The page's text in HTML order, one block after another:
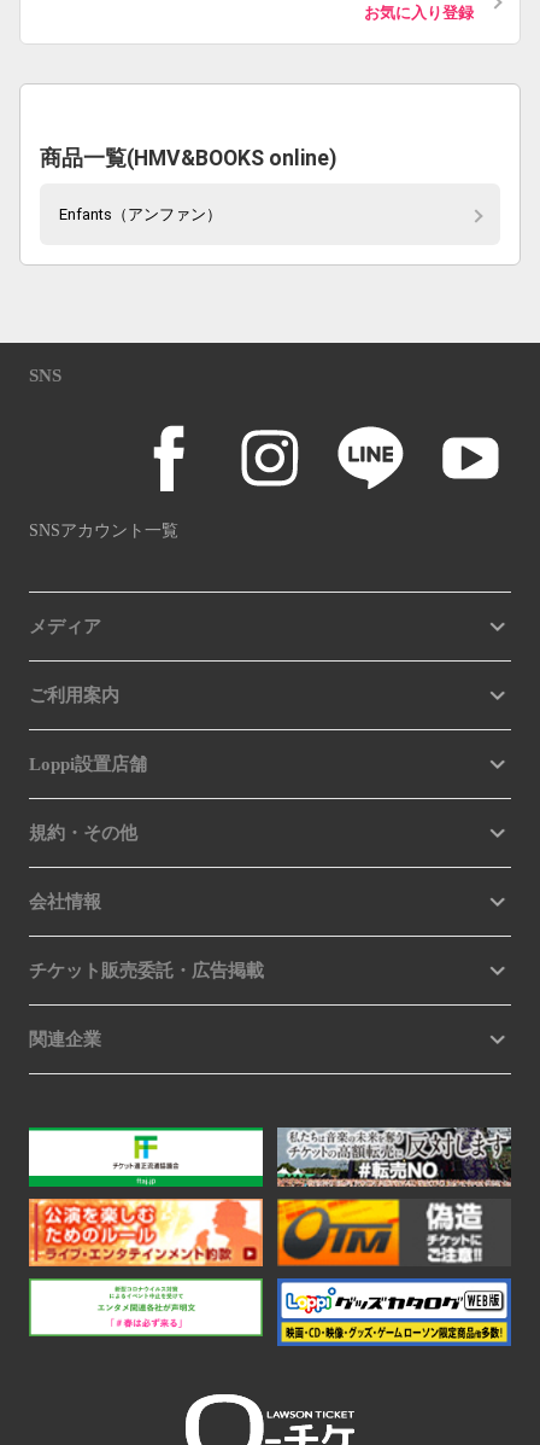
お気に入り登録
商品一覧(HMV&BOOKS online)
Enfants（アンファン）
SNS
SNSアカウント一覧
メディア
ご利用案内
Loppi設置店舗
規約・その他
会社情報
チケット販売委託・広告掲載
関連企業